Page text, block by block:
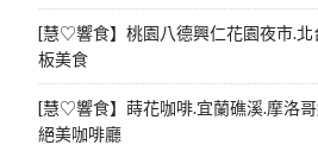
[慧♡響食】桃園八德興仁花園夜市.北
板美食
[慧♡響食】蒔花咖啡.宜蘭礁溪.摩洛
絕美咖啡廳